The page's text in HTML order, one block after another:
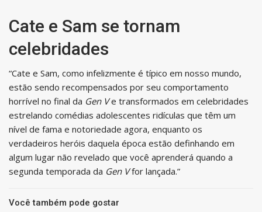
Cate e Sam se tornam
celebridades
“Cate e Sam, como infelizmente é típico em nosso mundo,
estão sendo recompensados ​​por seu comportamento
horrível no final da Gen Ve transformados em celebridades
estrelando comédias adolescentes ridículas que têm um
nível de fama e notoriedade agora, enquanto os
verdadeiros heróis daquela época estão definhando em
algum lugar não revelado que você aprenderá quando a
segunda temporada da Gen Vfor lançada.”
Você também pode gostar